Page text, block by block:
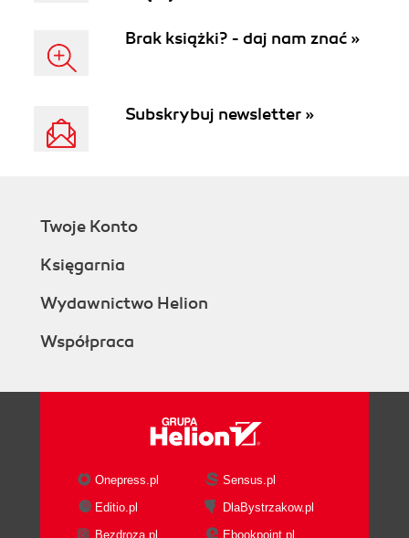
Brak książki? - daj nam znać »
Subskrybuj newsletter »
Twoje Konto
Księgarnia
Wydawnictwo Helion
Współpraca
Onepress.pl
Sensus.pl
Editio.pl
DlaBystrzakow.pl
Bezdroza.pl
Ebookpoint.pl